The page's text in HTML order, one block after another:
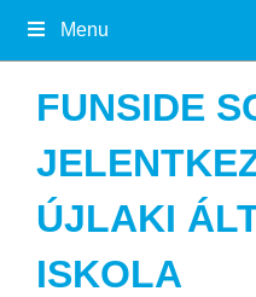
Menu
FUNSIDE
ÚJLAKI
ISKOLA